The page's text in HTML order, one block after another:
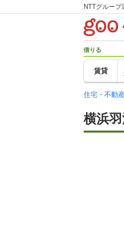
NTTグルー
借りる
賃貸
住宅・不動
横浜